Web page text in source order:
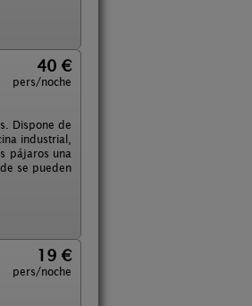
40 €
pers/noche
Dispone de
industrial,
pájaros una
se pueden
19 €
pers/noche